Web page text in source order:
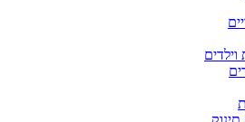
וילדים